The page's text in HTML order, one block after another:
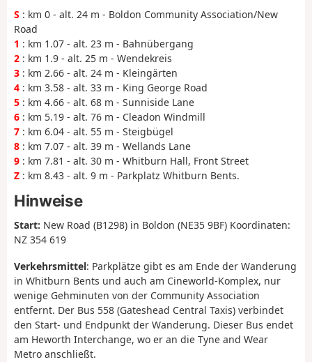
S : km 0 - alt. 24 m - Boldon Community Association/New
Road
1 : km 1.07 - alt. 23 m - Bahnübergang
2 : km 1.9 - alt. 25 m - Wendekreis
3 : km 2.66 - alt. 24 m - Kleingärten
4 : km 3.58 - alt. 33 m - King George Road
5 : km 4.66 - alt. 68 m - Sunniside Lane
6 : km 5.19 - alt. 76 m - Cleadon Windmill
7 : km 6.04 - alt. 55 m - Steigbügel
8 : km 7.07 - alt. 39 m - Wellands Lane
9 : km 7.81 - alt. 30 m - Whitburn Hall, Front Street
Z : km 8.43 - alt. 9 m - Parkplatz Whitburn Bents.
Hinweise
Start: New Road (B1298) in Boldon (NE35 9BF) Koordinaten:
NZ 354 619
Verkehrsmittel: Parkplätze gibt es am Ende der Wanderung
in Whitburn Bents und auch am Cineworld-Komplex, nur
wenige Gehminuten von der Community Association
entfernt. Der Bus 558 (Gateshead Central Taxis) verbindet
den Start- und Endpunkt der Wanderung. Dieser Bus endet
am Heworth Interchange, wo er an die Tyne and Wear
Metro anschließt.